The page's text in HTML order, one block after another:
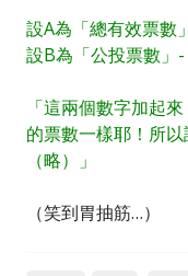
設A為「總有效票數
設B為「公投票數」-
「這兩個數字加起
的票數一樣耶！所
（略）」
（笑到胃抽筋…）